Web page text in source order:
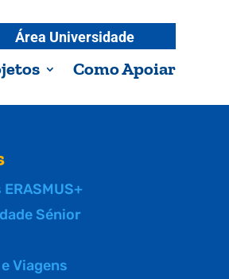
Área Universidade
Como Apoiar
Sénior
Viagens